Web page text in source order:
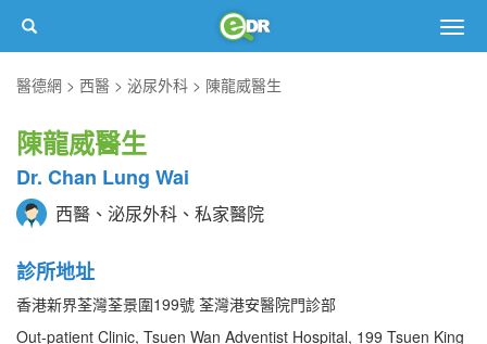
醫德網
西醫 泌尿外科 陳龍威醫生
陳龍威醫生
Dr. Chan Lung Wai
西醫、泌尿外科、私家醫院
診所地址
香港新界荃灣荃景圍199號 荃灣港安醫院門診部
Out-patient Clinic, Tsuen Wan Adventist Hospital, 199 Tsuen King